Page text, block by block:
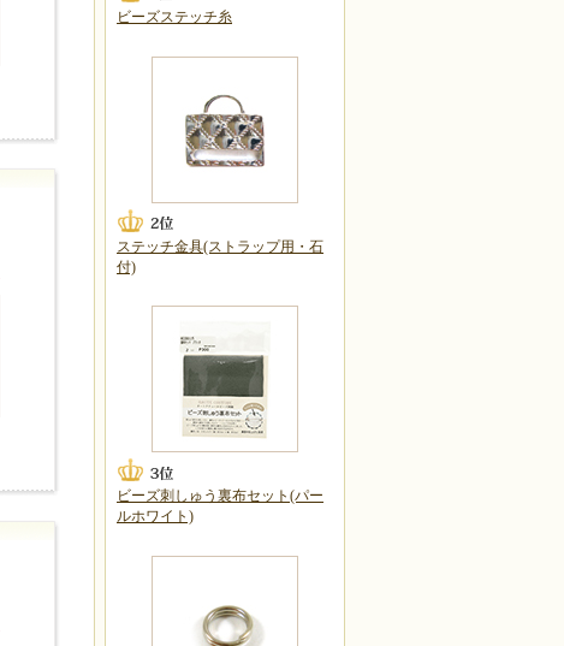
ビーズステッチ糸
ステッチ金具(ストラップ用・石
付)
ビーズ刺しゅう裏布セット(パー
ルホワイト)